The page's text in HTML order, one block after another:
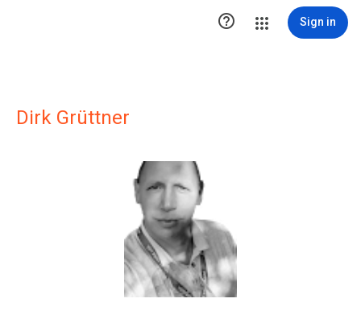
 Sign in
Dirk Grüttner